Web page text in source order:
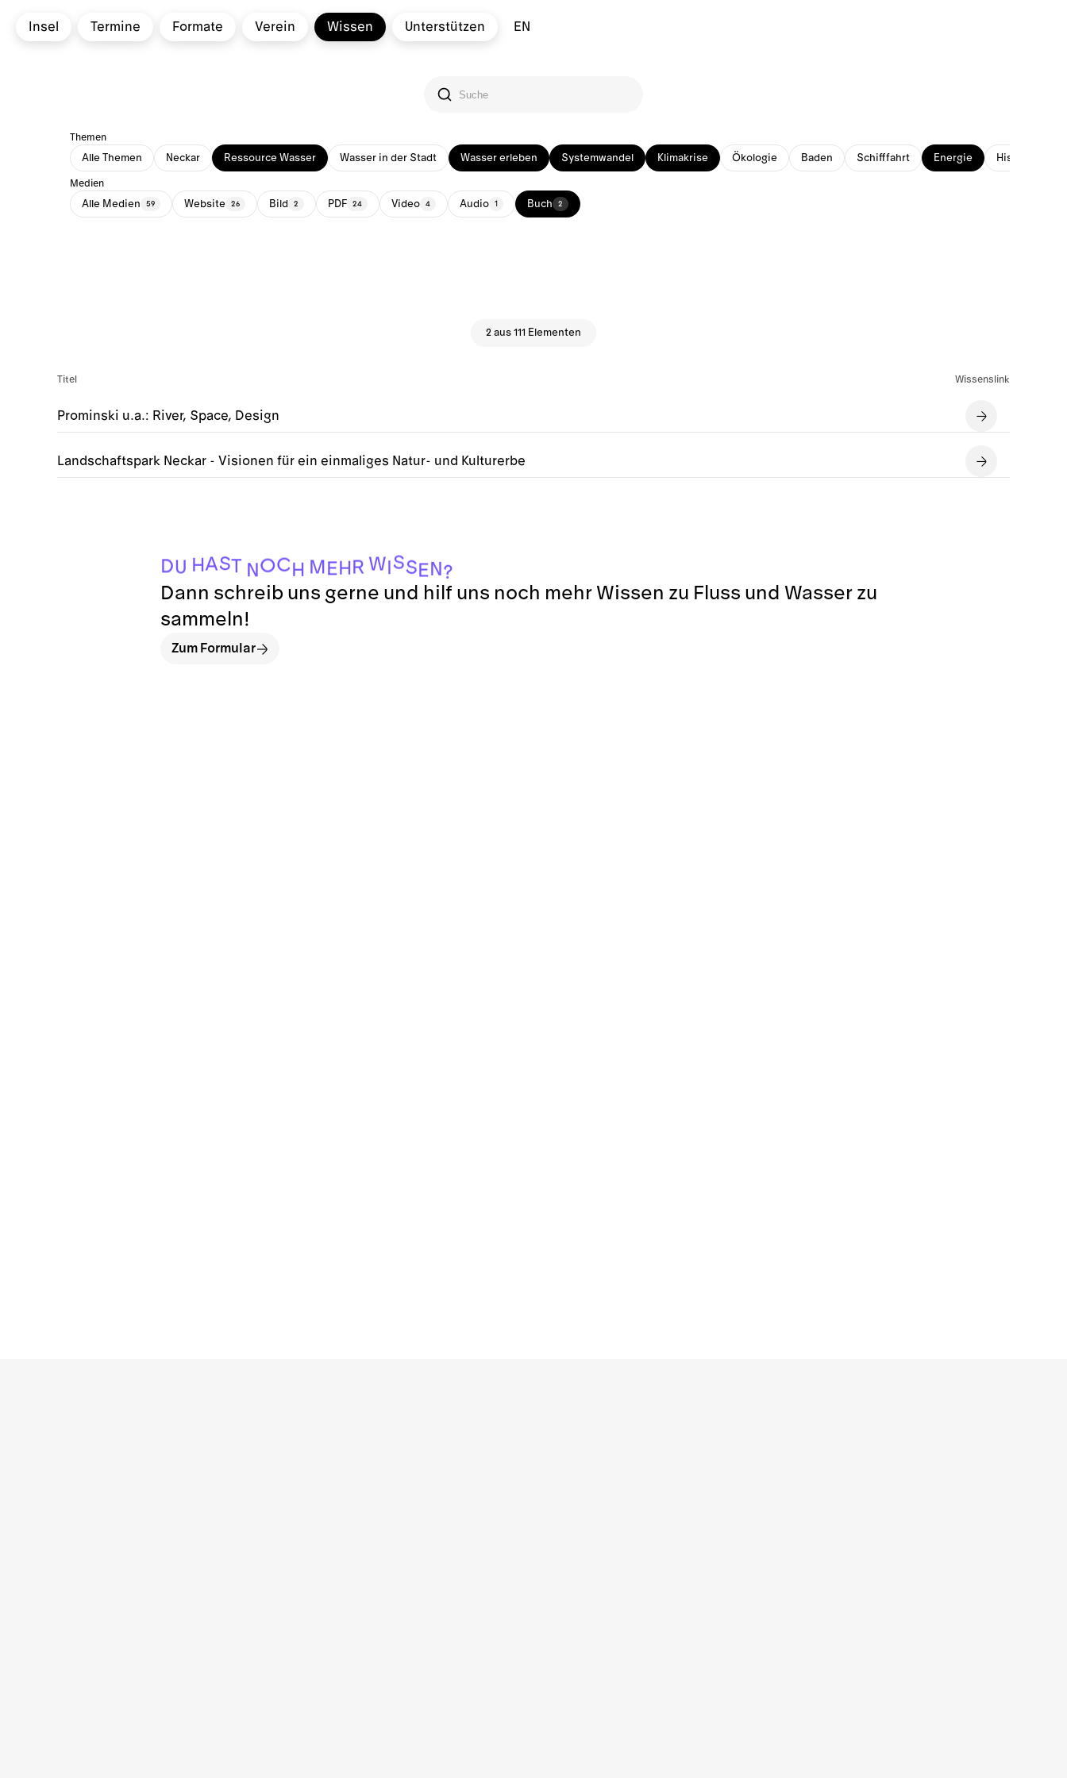
Insel Termine Formate Verein Wissen Unterstützen EN
Themen
Alle Themen Neckar Ressource Wasser Wasser in der Stadt Wasser erleben Systemwandel Klimakrise Ökologie Baden Schifffahrt Energie Historisches
Medien
Alle Medien 59 Website 26 Bild 2 PDF 24 Video 4 Audio 1 Buch 2
2 aus 111 Elementen
Titel Wissenslink
Prominski u.a.: River, Space, Design
Landschaftspark Neckar - Visionen für ein einmaliges Natur- und Kulturerbe
DU HAST NOCH M E H R WI SSE N ?
Dann schreib uns gerne und hilf uns noch mehr Wissen zu Fluss und Wasser zu
sammeln!
Zum Formular